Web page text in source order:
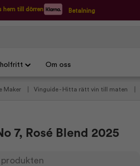
hem till dörren Betalning
Om oss
Maker Vinguide - Hitta rätt vin till maten
7, Rosé Blend 2025